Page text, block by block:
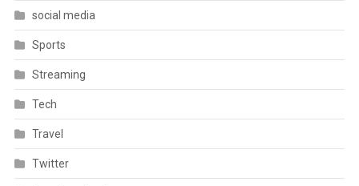
social media
Sports
Streaming
Tech
Travel
Twitter